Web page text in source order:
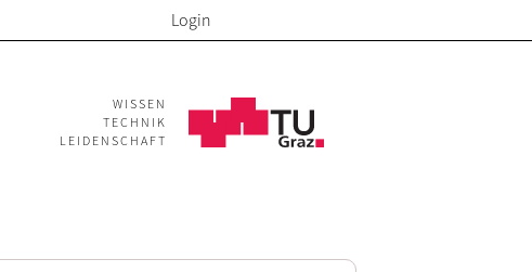
Login
WISSEN
TECHNIK
LEIDENSCHAFT